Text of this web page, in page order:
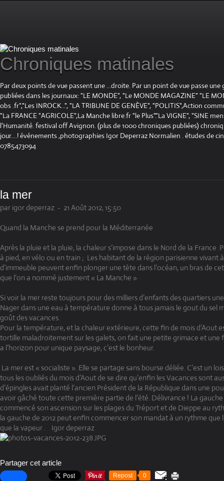
Chroniques matinales
Par deux points de vue passent une ...droite. Par un point de vue passe
publiées dans les journaux: "LE MONDE", "Le MONDE MAGAZINE" "LE
obs .fr","Les INROCK...", "LA TRIBUNE DE GENÈVE", "POLITIS",Action
"La FRANCE "AGRICOLE",La Manche libre.fr "le Plus"."La VIGNE", "SINE
l'Humanité. festival off Avignon. (plus de 1000 chroniques publiées)
jour....! événements ,photographies Igor Deperraz Normalien . études de
0785473094
la mer
par igor deperraz - 21 Août 2012, 15:50
Quand la Manche se prend pour la Méditerranée
Après la pluie et la pluie, la chaleur s’impose dans le Nord de la France
à pied, en vélo ou en train ; Les habitant de la région parisienne vivant
d’immeuble peuvent enfin plonger une tète dans l’océan, un bras de
que l’on a nommé justement « La Manche ».
Si voir la mer reste toujours pour des milliers d’enfants des quartiers
Nager dans une eau à température donne à tous jamais le gout du sel
goût des vacances.
Pour la température, et la chaleur extérieure, cette fin de mois d’Aout
tortille maladroitement sur les galets, on fait une petite grimace et une
a l’horizon pour unique paysage, c’est le bonheur.
La mer est « socialiste ». Elle se partage sans bourse déliée. C’est un
tous les oubliés du mois d’Aout de se dire qu’enfin les Vacances sont
d’épingles avait planté l’ancien Président de la République dans une
avoir gâché toute cette première partie de l’été. Délivrance ! La gauche
commencé son ascension sur les plages du Tréport et de Dieppe au
la gauche de 2012 peut enfin commencer son mandat à un rythme que
que la vapeur .
Igor deperraz
Partager cet article
Repost 0